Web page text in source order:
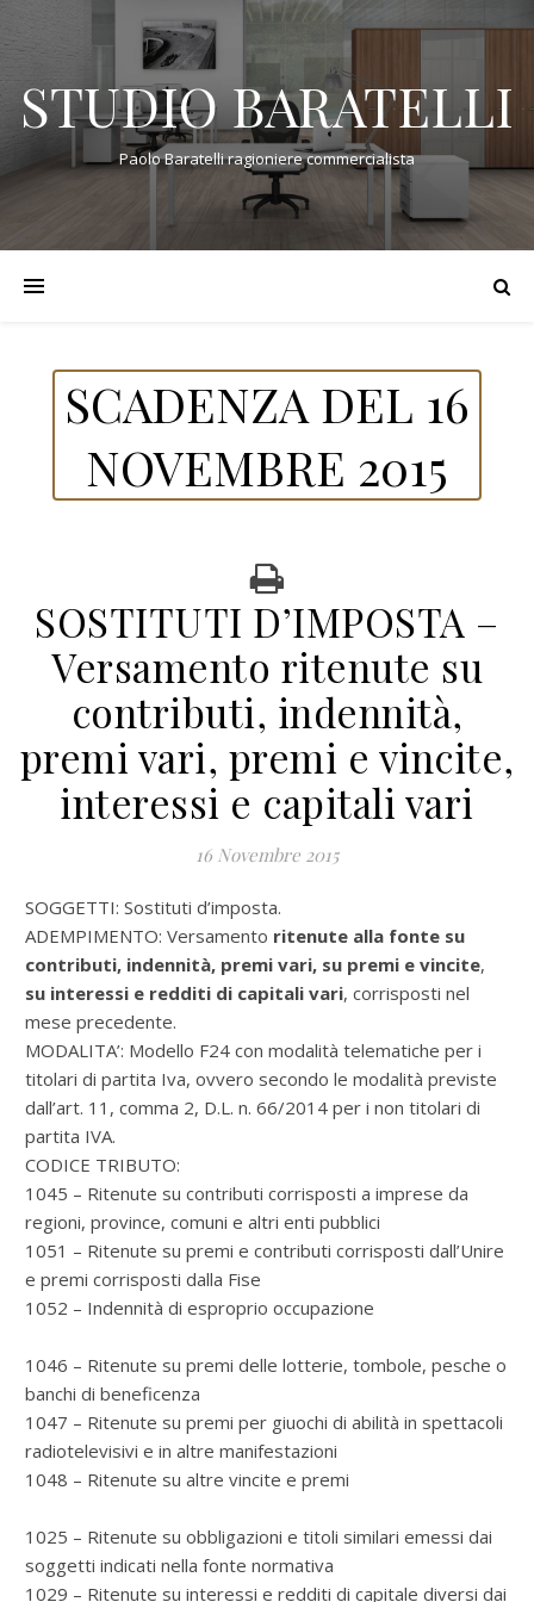
STUDIO BARATELLI
Paolo Baratelli ragioniere commercialista
SCADENZA DEL 16
NOVEMBRE 2015
SOSTITUTI D’IMPOSTA –
Versamento ritenute su
contributi, indennità,
premi vari, premi e vincite,
interessi e capitali vari
16 Novembre 2015
SOGGETTI: Sostituti d’imposta.
ADEMPIMENTO: Versamento ritenute alla fonte su
contributi, indennità, premi vari, su premi e vincite,
su interessi e redditi di capitali vari, corrisposti nel
mese precedente.
MODALITA’: Modello F24 con modalità telematiche per i
titolari di partita Iva, ovvero secondo le modalità previste
dall’art. 11, comma 2, D.L. n. 66/2014 per i non titolari di
partita IVA.
CODICE TRIBUTO:
1045 – Ritenute su contributi corrisposti a imprese da
regioni, province, comuni e altri enti pubblici
1051 – Ritenute su premi e contributi corrisposti dall’Unire
e premi corrisposti dalla Fise
1052 – Indennità di esproprio occupazione
1046 – Ritenute su premi delle lotterie, tombole, pesche o
banchi di beneficenza
1047 – Ritenute su premi per giuochi di abilità in spettacoli
radiotelevisivi e in altre manifestazioni
1048 – Ritenute su altre vincite e premi
1025 – Ritenute su obbligazioni e titoli similari emessi dai
soggetti indicati nella fonte normativa
1029 – Ritenute su interessi e redditi di capitale diversi dai